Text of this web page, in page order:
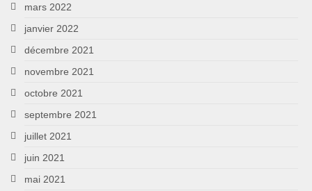
mars 2022
janvier 2022
décembre 2021
novembre 2021
octobre 2021
septembre 2021
juillet 2021
juin 2021
mai 2021